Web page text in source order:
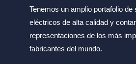
Tenemos un amplio portafolio de
eléctricos de alta calidad y
representaciones de los más
fabricantes del mundo.